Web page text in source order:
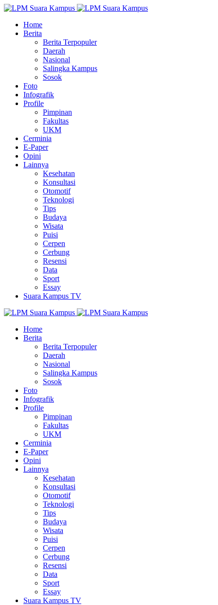
Home
Berita
Berita Terpopuler
Daerah
Nasional
Salingka Kampus
Sosok
Foto
Infografik
Profile
Pimpinan
Fakultas
UKM
Cerminia
E-Paper
Opini
Lainnya
Kesehatan
Konsultasi
Otomotif
Teknologi
Tips
Budaya
Wisata
Puisi
Cerpen
Cerbung
Resensi
Data
Sport
Essay
Suara Kampus TV
Home
Berita
Berita Terpopuler
Daerah
Nasional
Salingka Kampus
Sosok
Foto
Infografik
Profile
Pimpinan
Fakultas
UKM
Cerminia
E-Paper
Opini
Lainnya
Kesehatan
Konsultasi
Otomotif
Teknologi
Tips
Budaya
Wisata
Puisi
Cerpen
Cerbung
Resensi
Data
Sport
Essay
Suara Kampus TV